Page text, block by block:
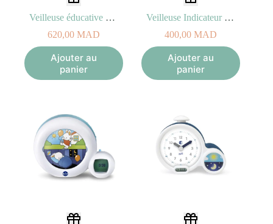
Veilleuse éducative Indicatrice de Lever Kid Sleep Essential
620,00 MAD
Ajouter au
panier
Veilleuse Indicateur de Réveil Educative Kid Sleep Globetrotter
400,00 MAD
Ajouter au
panier